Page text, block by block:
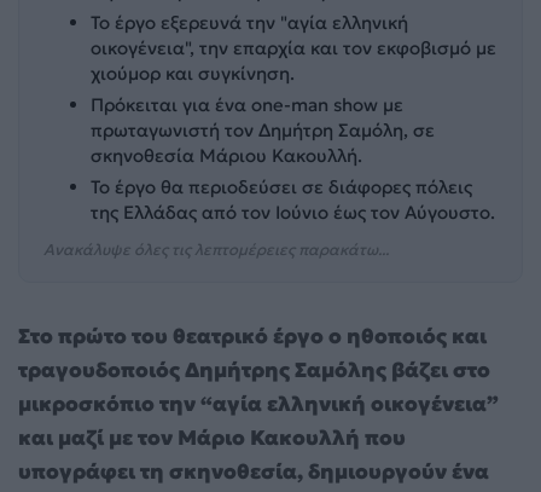
Το έργο εξερευνά την "αγία ελληνική
οικογένεια", την επαρχία και τον εκφοβισμό με
χιούμορ και συγκίνηση.
Πρόκειται για ένα one-man show με
πρωταγωνιστή τον Δημήτρη Σαμόλη, σε
σκηνοθεσία Μάριου Κακουλλή.
Το έργο θα περιοδεύσει σε διάφορες πόλεις
της Ελλάδας από τον Ιούνιο έως τον Αύγουστο.
Ανακάλυψε όλες τις λεπτομέρειες παρακάτω...
Στο πρώτο του θεατρικό έργο ο ηθοποιός και
τραγουδοποιός Δημήτρης Σαμόλης βάζει στο
μικροσκόπιο την “αγία ελληνική οικογένεια”
και μαζί με τον Μάριο Κακουλλή που
υπογράφει τη σκηνοθεσία, δημιουργούν ένα